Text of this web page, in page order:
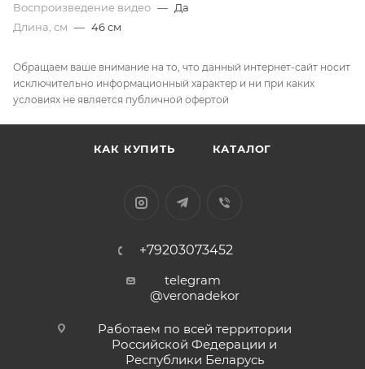
Воспроизведение видео — Да
Длина, см — 46 см
Обращаем ваше внимание на то, что данный интернет-сайт носит
исключительно информационный характер и ни при каких
условиях не является публичной офертой
КАК КУПИТЬ КАТАЛОГ
+79203073452
telegram
@veronadekor
Работаем по всей территории
Российской Федерации и
Республики Беларусь